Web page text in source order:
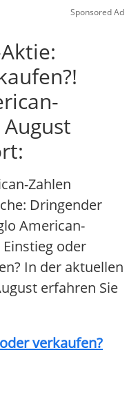
Sponsored Ad
Zahlen
Dringender
American-
oder
In der aktuellen
erfahren Sie
verkaufen?